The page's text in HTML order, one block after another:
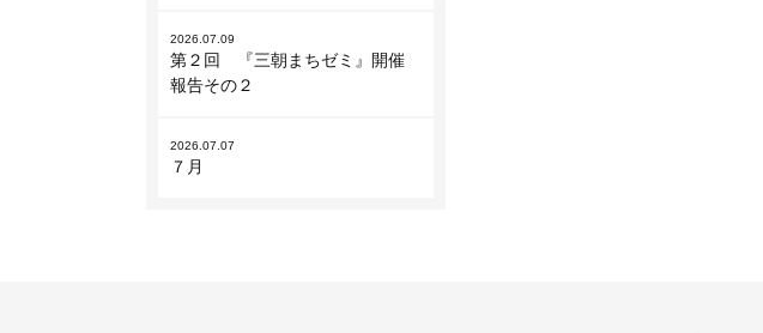
2026.07.09
第２回 『三朝まちゼミ』開催
報告その２
2026.07.07
７月